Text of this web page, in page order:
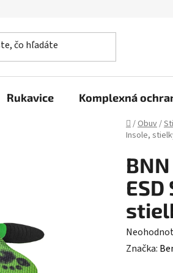
Rukavice Komplexná
Domov
/Obuv/
Insole,
BNN
Priemerné
Značka: